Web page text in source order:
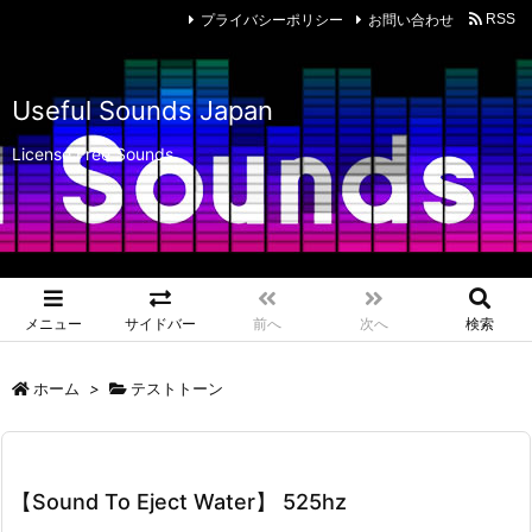
Useful Sounds Japan
License Free Sounds
メニュー サイドバー 前へ 次へ 検索
プライバシーポリシー お問い合わせ RSS
ホーム > テストトーン
【Sound To Eject Water】 525hz